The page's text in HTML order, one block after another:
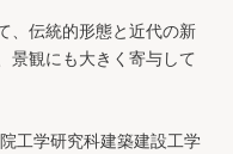
、伝統的形態と近代の新
景観にも大きく寄与して
工学研究科建築建設工学